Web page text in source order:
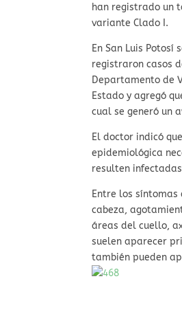
han registrado un
variante Clado I.
En San Luis Potosí
registraron casos
Departamento de
Estado y agregó
cual se generó un
El doctor indicó
epidemiológica
resulten
Entre los
cabeza,
áreas del cuello,
suelen aparecer
también pueden